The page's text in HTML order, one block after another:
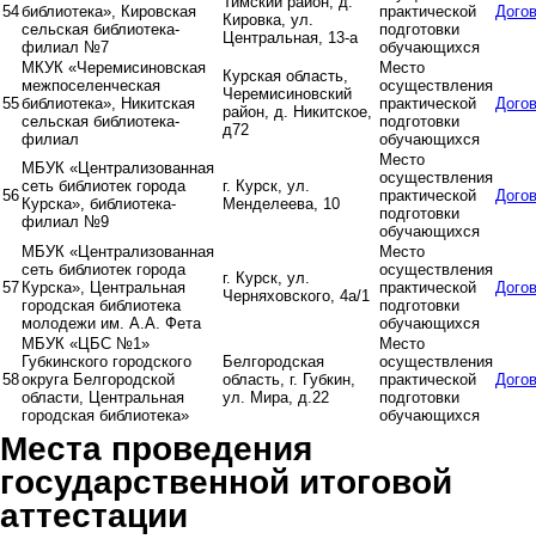
54библиотека», Кировская
сельская библиотека-
филиал №7
Кировка, ул.
Центральная, 13-а
практической
подготовки
обучающихся
55
МКУК «Черемисиновская
межпоселенческая
библиотека», Никитская
сельская библиотека-
филиал
Курская область,
Черемисиновский
район, д. Никитское,
д72
Место
осуществления
практической
подготовки
обучающихся
56
МБУК «Централизованная
сеть библиотек города
Курска», библиотека-
филиал №9
г. Курск, ул.
Менделеева, 10
Место
осуществления
практической
подготовки
обучающихся
57
МБУК «Централизованная
сеть библиотек города
Курска», Центральная
городская библиотека
молодежи им. А.А. Фета
г. Курск, ул.
Черняховского, 4а/1
Место
осуществления
практической
подготовки
обучающихся
58
МБУК «ЦБС №1»
Губкинского городского
округа Белгородской
области, Центральная
городская библиотека»
Белгородская
область, г. Губкин,
ул. Мира, д.22
Место
осуществления
практической
подготовки
обучающихся
Места проведения
государственной итоговой
аттестации